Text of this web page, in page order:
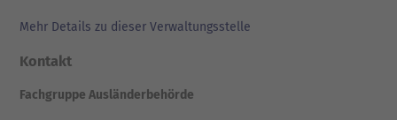
Mehr Details zu dieser Verwaltungsstelle
Kontakt
Fachgruppe Ausländerbehörde